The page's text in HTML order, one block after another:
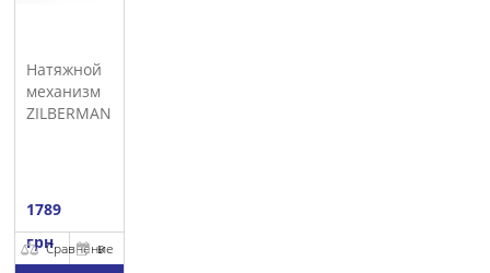
Натяжной
механизм
ZILBERMANN
1789
грнСравнение
В